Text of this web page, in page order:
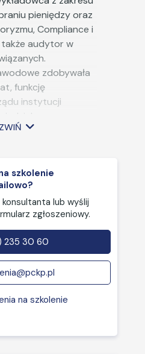
lub
naruszeń.
oraz
lub
informacji
związanych z
praniu
terroryzmu.
Inspektora
Finansowej, o
wskazanych
w: art. 74, art.
art. 90.
przez podmioty
pieniędzy oraz
Compliance i
audytor w
zdobywała
funkcję
instytucji
i procesów
finansowania
kredytu
lat pełniła także
ds. Kontroli
finansowej.
Prawa i
oraz studiów
na Wydziale
szkolenie
lub wyślij
zgłoszeniowy.
235 30 60
na szkolenie